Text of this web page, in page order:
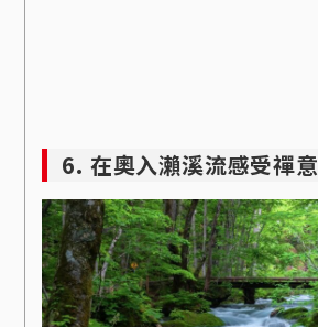
6. 在奧入瀨溪流感受禪意